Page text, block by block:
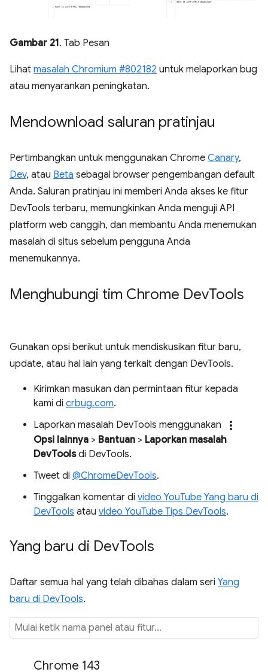
Gambar 21. Tab Pesan
Lihat masalah Chromium #802182 untuk melaporkan bug
atau menyarankan peningkatan.
Mendownload saluran pratinjau
Pertimbangkan untuk menggunakan Chrome Canary,
Dev, atau Beta sebagai browser pengembangan default
Anda. Saluran pratinjau ini memberi Anda akses ke fitur
DevTools terbaru, memungkinkan Anda menguji API
platform web canggih, dan membantu Anda menemukan
masalah di situs sebelum pengguna Anda
menemukannya.
Menghubungi tim Chrome DevTools
Gunakan opsi berikut untuk mendiskusikan fitur baru,
update, atau hal lain yang terkait dengan DevTools.
Kirimkan masukan dan permintaan fitur kepada
kami di crbug.com.
Laporkan masalah DevTools menggunakan
more_vert
Opsi lainnya > Bantuan > Laporkan masalah
DevToolsdi DevTools.
Tweet di @ChromeDevTools.
Tinggalkan komentar di video YouTube Yang baru di
DevTools atau video YouTube Tips DevTools.
Yang baru di DevTools
Daftar semua hal yang telah dibahas dalam seri Yang
baru di DevTools.
Chrome 143